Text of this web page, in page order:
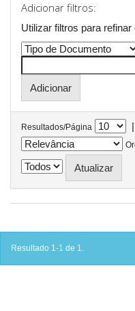
Adicionar filtros:
Utilizar filtros para
Resultados/Página |
Resultado 1-1 de 1.